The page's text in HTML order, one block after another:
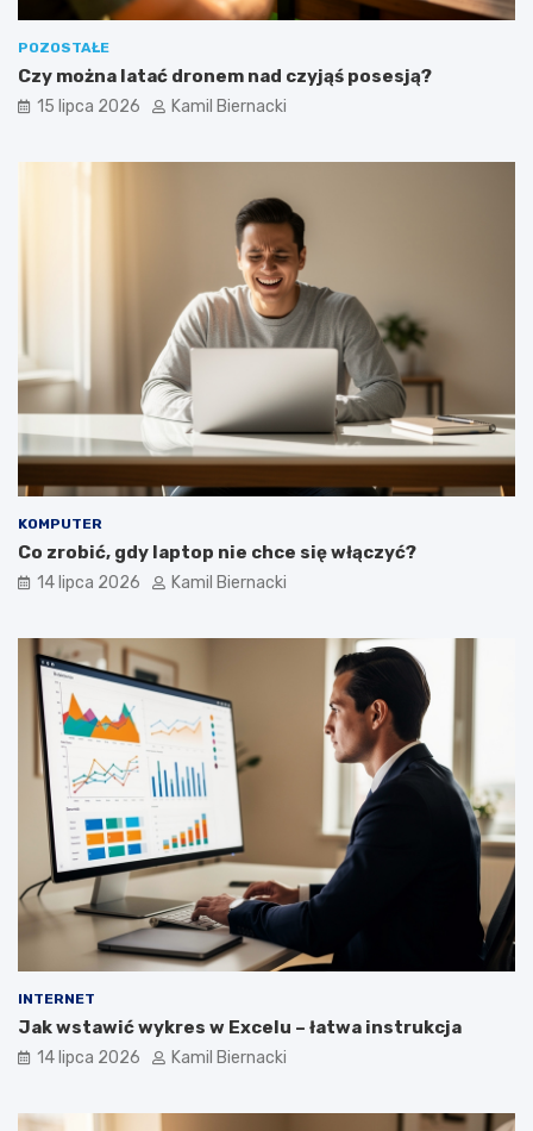
POZOSTAŁE
Czy można latać dronem nad czyjąś posesją?
15 lipca 2026 Kamil Biernacki
KOMPUTER
Co zrobić, gdy laptop nie chce się włączyć?
14 lipca 2026 Kamil Biernacki
INTERNET
Jak wstawić wykres w Excelu – łatwa instrukcja
14 lipca 2026 Kamil Biernacki